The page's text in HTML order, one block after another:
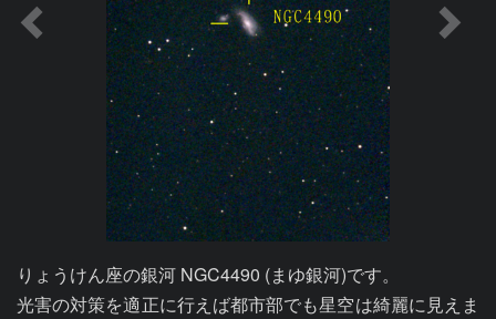
りょうけん座の銀河 NGC4490 (まゆ銀河)です。
光害の対策を適正に行えば都市部でも星空は綺麗に見えま